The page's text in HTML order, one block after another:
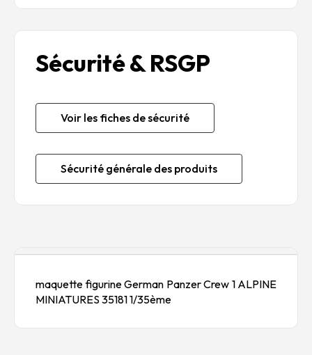
Sécurité & RSGP
Voir les fiches de sécurité
Sécurité générale des produits
maquette figurine German Panzer Crew 1 ALPINE
MINIATURES 35181 1/35ème